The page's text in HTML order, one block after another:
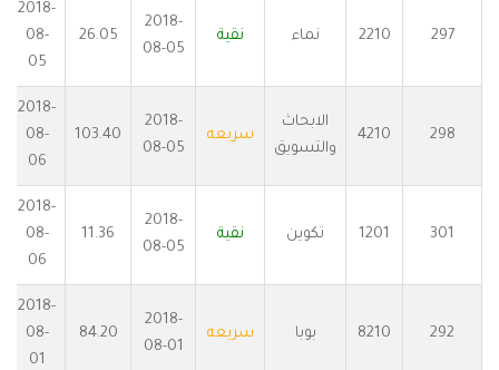
297
2210 نماء نقية
2018-
08-05
26.05
2018-
08-
05
298
4210
الابحاث
والتسويق
سريعه
2018-
08-05
103.40
2018-
08-
06
301
1201 تكوين نقية
2018-
08-05
11.36
2018-
08-
06
292
8210 بوبا سريعه
2018-
08-01
84.20
2018-
08-
01